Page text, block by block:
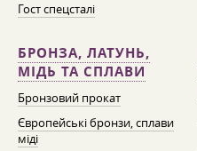
Гост спецсталі
БРОНЗА, ЛАТУНЬ,
МІДЬ ТА СПЛАВИ
Бронзовий прокат
Європейські бронзи, сплави
міді